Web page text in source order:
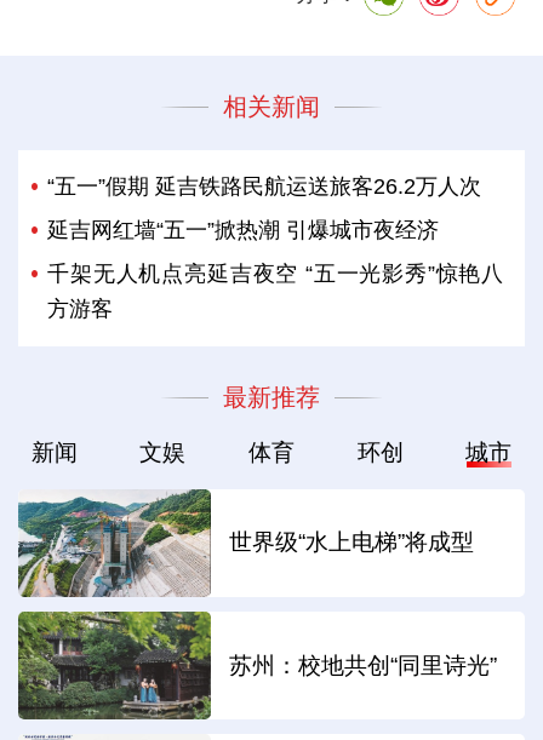
相关新闻
“五一”假期 延吉铁路民航运送旅客26.2万人次
延吉网红墙“五一”掀热潮 引爆城市夜经济
千架无人机点亮延吉夜空 “五一光影秀”惊艳八
方游客
最新推荐
新闻 文娱 体育 环创 城市
世界级“水上电梯”将成型
苏州：校地共创“同里诗光”